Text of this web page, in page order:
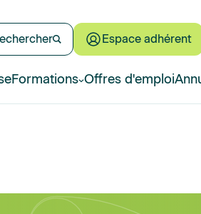
Espace adhérent
Formations Offres d'emploi